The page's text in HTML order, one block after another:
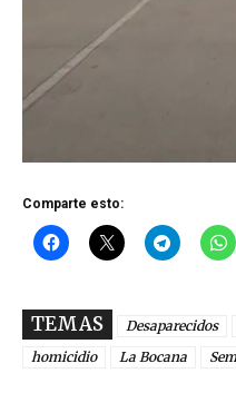
Comparte esto:
TEMAS Desaparecidos
homicidio
La Bocana